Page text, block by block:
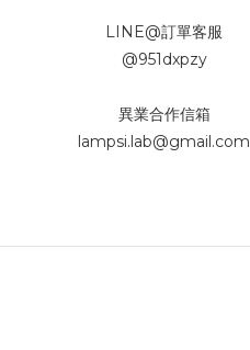
LINE@訂單客服
@951dxpzy
異業合作信箱
lampsi.lab@gmail.com